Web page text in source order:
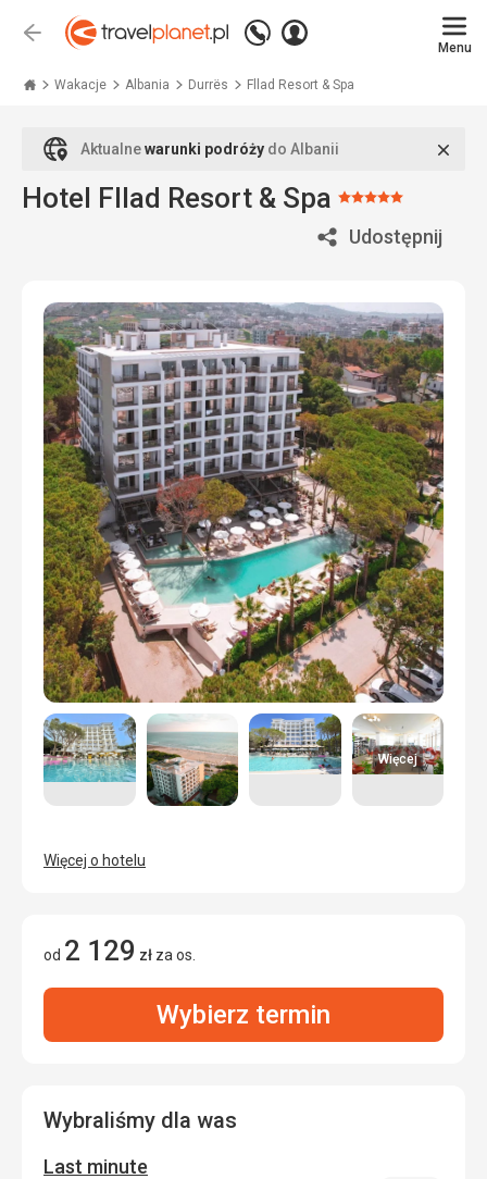
Wstecz
Zadzwoń
+48
771
Zaloguj
Menu
Wakacje Albania Durrës Fllad Resort & Spa
Aktualnewarunki podróży do Albanii
Hotel Fllad Resort & Spa Ocena:
5/5
Udostępnij
Więcej
Więcej o hotelu
od 2 129 zł za os.
Wybierz termin
Wybraliśmy dla was
Last minute